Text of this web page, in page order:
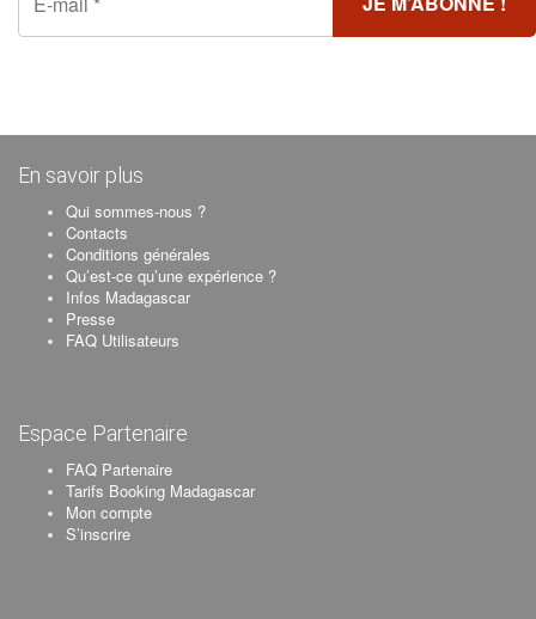
En savoir plus
Qui sommes-nous ?
Contacts
Conditions générales
Qu’est-ce qu’une expérience ?
Infos Madagascar
Presse
FAQ Utilisateurs
Espace Partenaire
FAQ Partenaire
Tarifs Booking Madagascar
Mon compte
S’inscrire